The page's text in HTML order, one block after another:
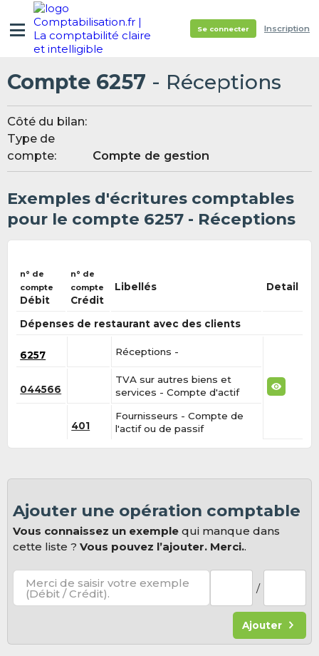
Se connecter Inscription
Compte 6257 - Réceptions
Côté du bilan:
Type de
compte:
Compte de gestion
Exemples d'écritures comptables
pour le compte 6257 - Réceptions
n° de
compte
Débit
n° de
compte
Crédit
Libellés Detail
Dépenses de restaurant avec des clients
6257 Réceptions -
044566
TVA sur autres biens et
services - Compte d'actif
401
Fournisseurs - Compte de
l'actif ou de passif
Ajouter une opération comptable
Vous connaissez un exemple qui manque dans
cette liste ?Vous pouvez l’ajouter. Merci..
Merci de saisir votre exemple
(Débit / Crédit). /
Ajouter